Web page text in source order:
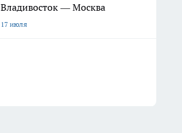
Владивосток — Москва
17 июля